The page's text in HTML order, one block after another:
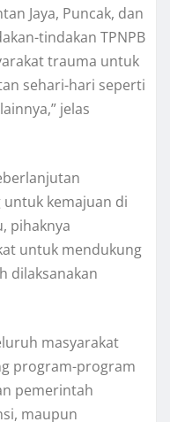
Jaya, Puncak, dan
tindakan TPNPB
trauma untuk
sehari-hari seperti
jelas
kemajuan di
pihaknya
untuk mendukung
dilaksanakan
masyarakat
program-program
pemerintah
maupun